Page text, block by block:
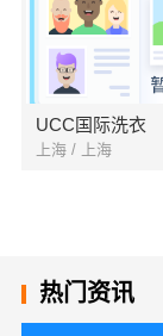
UCC国际洗衣
上海 / 上海
热门资讯